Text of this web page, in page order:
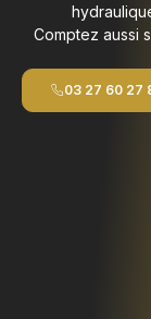
Comptez aussi
03 27 60 27